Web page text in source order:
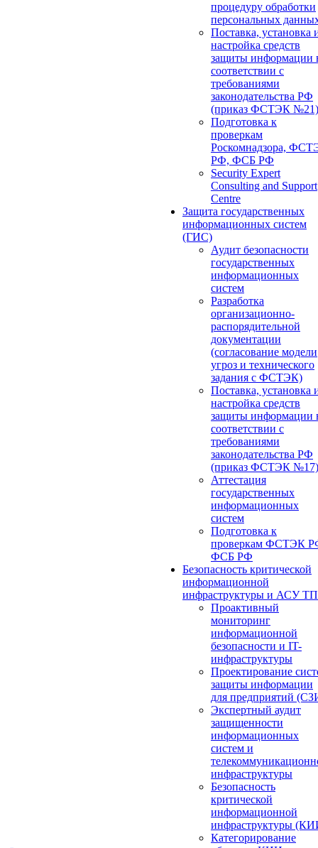
процедуру обработки
персональных
Поставка, установка
настройка средств
защиты информации
соответствии с
требованиями
законодательства РФ
(приказ ФСТЭК №21)
Подготовка к
проверкам
Роскомнадзора,
РФ, ФСБ РФ
Security Expert
Consulting and Support
Centre
Защита государственных
информационных систем
(ГИС)
Аудит безопасности
государственных
информационных
систем
Разработка
организационно-
распорядительной
документации
(согласование модели
угроз и технического
задания с ФСТЭК)
Поставка, установка
настройка средств
защиты информации
соответствии с
требованиями
законодательства РФ
(приказ ФСТЭК №17)
Аттестация
государственных
информационных
систем
Подготовка к
проверкам ФСТЭК
ФСБ РФ
Безопасность критической
информационной
инфраструктуры и АСУ ТП
Проактивный
мониторинг
информационной
безопасности и IT-
инфраструктуры
Проектирование
защиты информации
для предприятий
Экспертный аудит
защищенности
информационных
систем и
инфраструктуры
Безопасность
критической
информационной
инфраструктуры
Категорирование